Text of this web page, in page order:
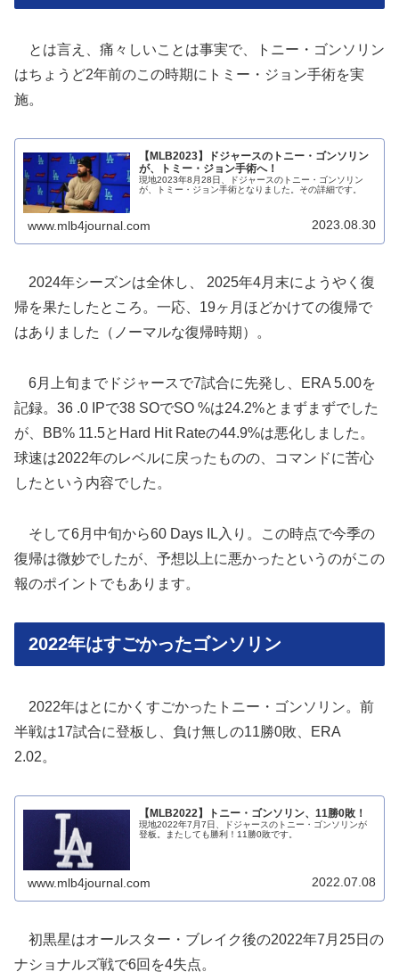
とは言え、痛々しいことは事実で、トニー・ゴンソリン
はちょうど2年前のこの時期にトミー・ジョン手術を実
施。
【MLB2023】ドジャースのトニー・ゴンソリン
が、トミー・ジョン手術へ！
現地2023年8月28日、ドジャースのトニー・ゴンソリン
が、トミー・ジョン手術となりました。その詳細です。
www.mlb4journal.com 2023.08.30
2024年シーズンは全休し、 2025年4月末にようやく復
帰を果たしたところ。一応、19ヶ月ほどかけての復帰で
はありました（ノーマルな復帰時期）。
6月上旬までドジャースで7試合に先発し、ERA 5.00を
記録。36 .0 IPで38 SOでSO %は24.2%とまずまずでした
が、BB% 11.5とHard Hit Rateの44.9%は悪化しました。
球速は2022年のレベルに戻ったものの、コマンドに苦心
したという内容でした。
そして6月中旬から60 Days IL入り。この時点で今季の
復帰は微妙でしたが、予想以上に悪かったというのがこの
報のポイントでもあります。
2022年はすごかったゴンソリン
2022年はとにかくすごかったトニー・ゴンソリン。前
半戦は17試合に登板し、負け無しの11勝0敗、ERA
2.02。
【MLB2022】トニー・ゴンソリン、11勝0敗！
現地2022年7月7日、ドジャースのトニー・ゴンソリンが
登板。またしても勝利！11勝0敗です。
www.mlb4journal.com 2022.07.08
初黒星はオールスター・ブレイク後の2022年7月25日の
ナショナルズ戦で6回を4失点。